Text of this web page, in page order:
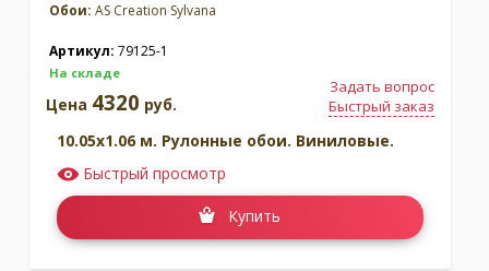
Обои: AS Creation Sylvana
Артикул: 79125-1
На складе
Задать вопрос
Быстрый заказ
Цена 4320 руб.
10.05x1.06 м. Рулонные обои. Виниловые.
Быстрый просмотр
Купить